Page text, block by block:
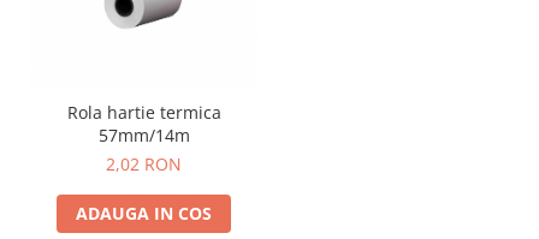
Rola hartie termica
57mm/14m
2,02 RON
ADAUGA IN COS